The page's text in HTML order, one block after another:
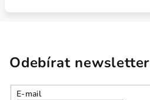
Odebírat newsletter
E-mail